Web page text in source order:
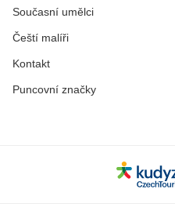
Současní umělci
Čeští malíři
Kontakt
Puncovní značky